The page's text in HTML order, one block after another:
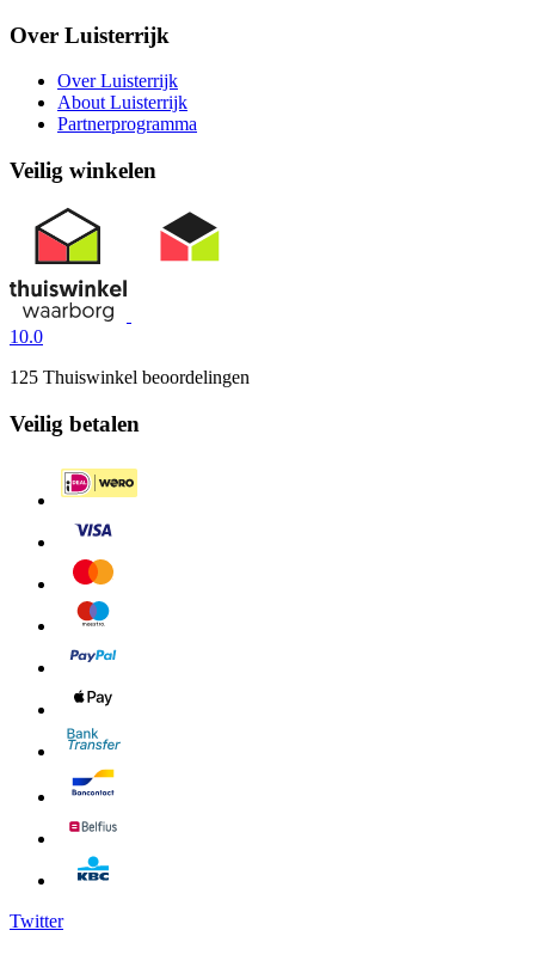
Over Luisterrijk
Over Luisterrijk
About Luisterrijk
Partnerprogramma
Veilig winkelen
10.0
125 Thuiswinkel beoordelingen
Veilig betalen
Twitter